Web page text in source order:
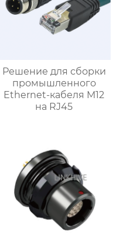
Решение для сборки
промышленного
Ethernet-кабеля M12
на RJ45